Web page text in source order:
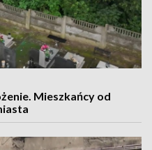
Mieszkańcy od